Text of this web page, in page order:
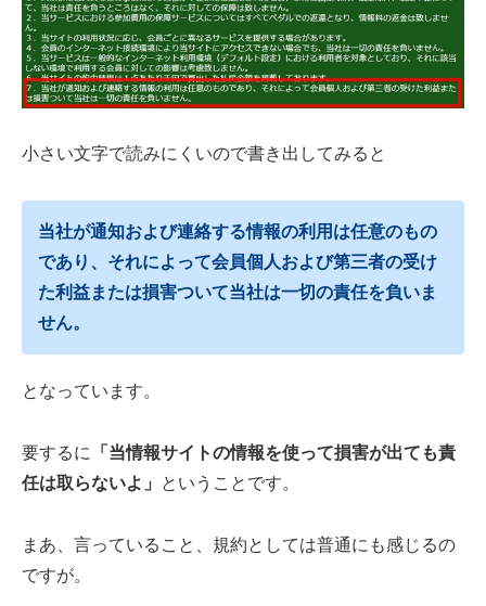
小さい文字で読みにくいので書き出してみると
当社が通知および連絡する情報の利用は任意のもの
であり、それによって会員個人および第三者の受け
た利益または損害ついて当社は一切の責任を負いま
せん。
となっています。
要するに
「当情報サイトの情報を使って損害が出ても責
任は取らないよ」
ということです。
まあ、言っていること、規約としては普通にも感じるの
ですが。